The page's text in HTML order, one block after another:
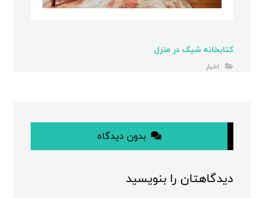
کتابخانه شیک در منزل
اخبار
بدون دیدگاه
دیدگاهتان را بنویسید